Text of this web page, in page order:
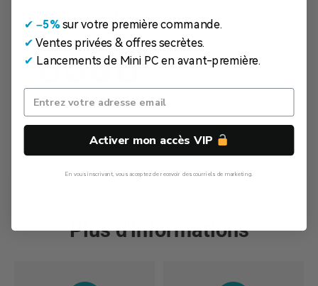
Horaires de travail: 9:00 –19:00 CST (lundi à
Vendredi)
Pour éviter les pertes financières et les risques
assurez-vous d'effectuer vos achats via les
canaux autorisés !
Plus d'informations
✔ ​–5%sur votre première commande.
✔ Ventes privées & offres secrètes.
✔ Lancements de Mini PC en avant-première.
Activer mon accès VIP
En vous inscrivant, vous acceptez de recevoir des courriels de marketing.